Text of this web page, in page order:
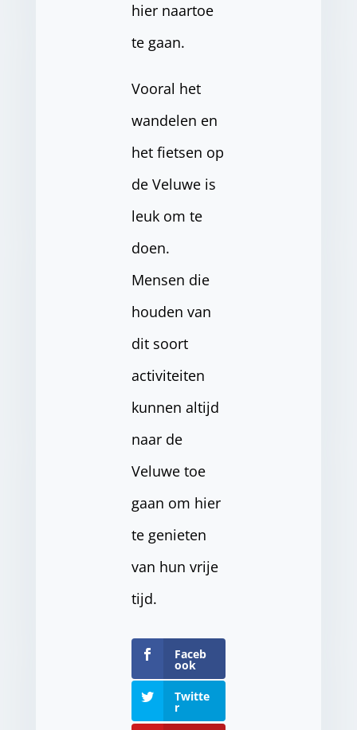
hier naartoe
te gaan.
Vooral het
wandelen en
het fietsen op
de Veluwe is
leuk om te
doen.
Mensen die
houden van
dit soort
activiteiten
kunnen altijd
naar de
Veluwe toe
gaan om hier
te genieten
van hun vrije
tijd.
Faceb
ook
Twitte
r